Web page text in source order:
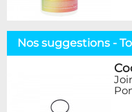
Nos suggestions -